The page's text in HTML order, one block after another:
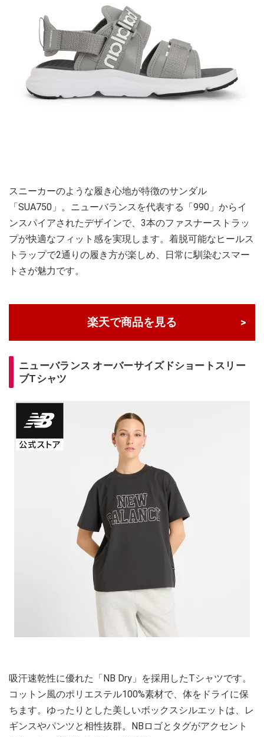
スニーカーのような履き心地が特徴のサンダル
「SUA750」。ニューバランスを代表する「990」からイ
ンスパイアされたデザインで、3本のファスナーストラッ
プが快適なフィット感を実現します。着脱可能なヒールス
トラップで2通りの履き方が楽しめ、日常に馴染むスマー
トさが魅力です。
楽天で商品を見る
ニューバランス オーバーサイズドショートスリー
ブTシャツ
吸汗速乾性に優れた「NB Dry」を採用したTシャツです。
コットン風のポリエステル100%素材で、体をドライに保
ちます。ゆったりとした美しいボックスシルエットは、レ
ギンスやパンツと相性抜群。NBロゴとタグがアクセント